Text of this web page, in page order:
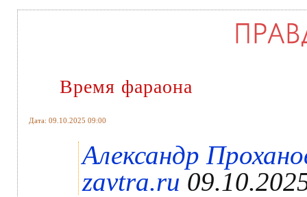
Время фараона
Дата: 09.10.2025 09:00
Александр
zavtra.ru